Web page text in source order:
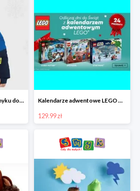
Zimowa wyprzedaż w Smyku do -50% Kalendarze adwentowe LEGO w Smyku w super cenie
129.99 zł